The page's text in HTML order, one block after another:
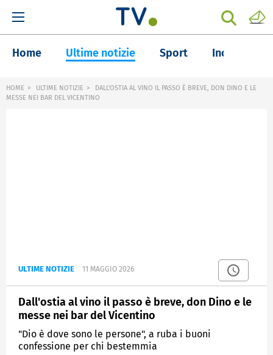
Home Ultime notizie Sport Inchieste
HOME ULTIME NOTIZIE
DALL'OSTIA AL VINO IL PASSO È BREVE, DON DINO E LE
MESSE NEI BAR DEL VICENTINO
ULTIME NOTIZIE 11 MAGGIO 2026
Dall'ostia al vino il passo è breve, don Dino e le
messe nei bar del Vicentino
"Dio è dove sono le persone", a ruba i buoni
confessione per chi bestemmia